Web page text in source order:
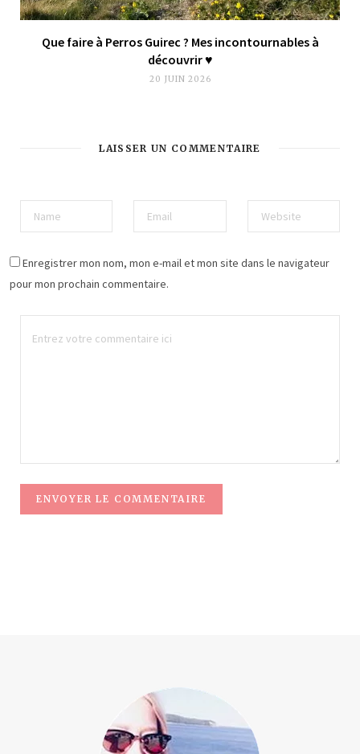
Que faire à Perros Guirec ? Mes incontournables à
découvrir ♥︎
20 JUIN 2026
LAISSER UN COMMENTAIRE
Enregistrer mon nom, mon e-mail et mon site dans le navigateur
pour mon prochain commentaire.